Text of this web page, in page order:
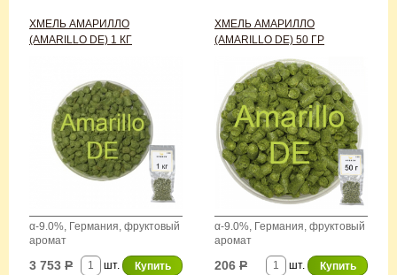
ХМЕЛЬ АМАРИЛЛО
(AMARILLO DE) 1 КГ
α-9.0%, Германия, фруктовый
аромат
шт.
3 753 Р
ХМЕЛЬ АМАРИЛЛО
(AMARILLO DE) 50 ГР
α-9.0%, Германия, фруктовый
аромат
шт.
206 Р